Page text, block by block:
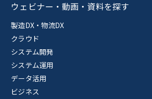
ウェビナー・動画・資料を探す
製造DX・物流DX
クラウド
システム開発
システム運用
データ活用
ビジネス